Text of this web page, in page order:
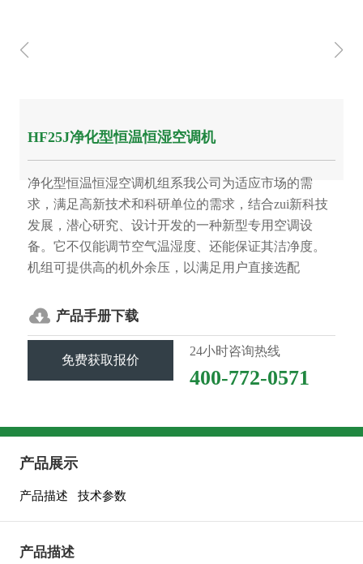
HF25J净化型恒温恒湿空调机
净化型恒温恒湿空调机组系我公司为适应市场的需
求，满足高新技术和科研单位的需求，结合zui新科技
发展，潜心研究、设计开发的一种新型专用空调设
备。它不仅能调节空气温湿度、还能保证其洁净度。
机组可提供高的机外余压，以满足用户直接选配
产品手册下载
免费获取报价
24小时咨询热线
400-772-0571
产品展示
产品描述 技术参数
产品描述